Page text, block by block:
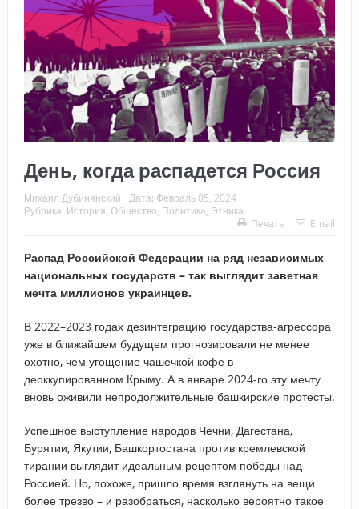
День, когда распадется Россия
Михаил Дубинянский Дата: Февраль 05, 2024
Рубрика: История Общество Политика Этника
Печать
Email
Распад Российской Федерации на ряд независимых
национальных государств – так выглядит заветная
мечта миллионов украинцев.
В 2022–2023 годах дезинтеграцию государства-агрессора
уже в ближайшем будущем прогнозировали не менее
охотно, чем угощение чашечкой кофе в
деоккупированном Крыму. А в январе 2024-го эту мечту
вновь оживили непродолжительные башкирские протесты.
Успешное выступление народов Чечни, Дагестана,
Бурятии, Якутии, Башкортостана против кремлевской
тирании выглядит идеальным рецептом победы над
Россией. Но, похоже, пришло время взглянуть на вещи
более трезво – и разобраться, насколько вероятно такое